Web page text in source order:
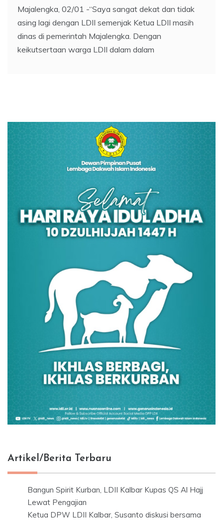
Majalengka, 02/01 -“Saya sangat dekat dan tidak
asing lagi dengan LDII semenjak Ketua LDII masih
dinas di pemerintah Majalengka. Dengan
keikutsertaan warga LDII dalam dalam
Artikel/Berita Terbaru
Bangun Spirit Kurban, LDII Kalbar Kupas QS Al Hajj
Lewat Pengajian
Ketua DPW LDII Kalbar, Susanto diskusi bersama